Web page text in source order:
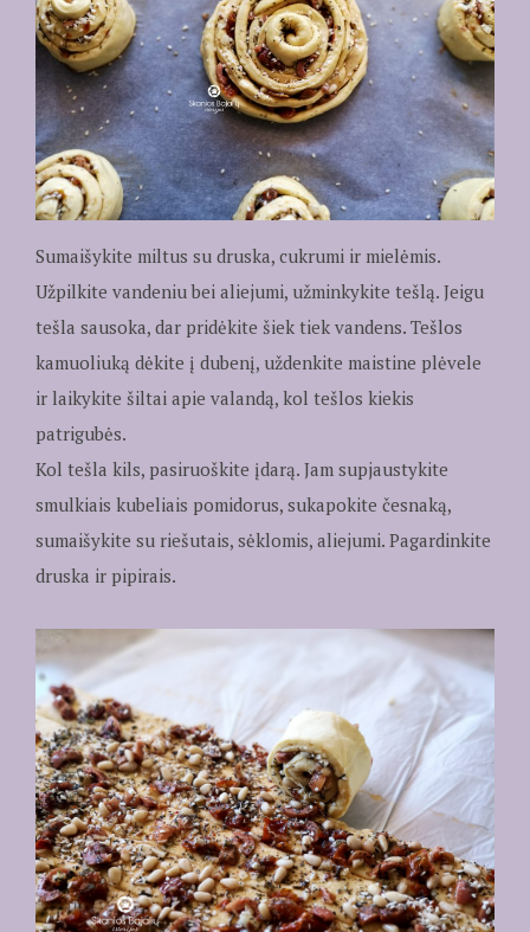
Sumaišykite miltus su druska, cukrumi ir mielėmis.
Užpilkite vandeniu bei aliejumi, užminkykite tešlą. Jeigu
tešla sausoka, dar pridėkite šiek tiek vandens. Tešlos
kamuoliuką dėkite į dubenį, uždenkite maistine plėvele
ir laikykite šiltai apie valandą, kol tešlos kiekis
patrigubės.
Kol tešla kils, pasiruoškite įdarą. Jam supjaustykite
smulkiais kubeliais pomidorus, sukapokite česnaką,
sumaišykite su riešutais, sėklomis, aliejumi. Pagardinkite
druska ir pipirais.